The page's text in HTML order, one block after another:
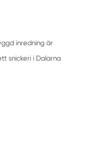
inredning är
snickeri i Dalarna